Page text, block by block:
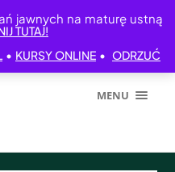
jawnych na maturę ustną
TUTAJ!
• KURSY ONLINE • ODRZUĆ
MENU